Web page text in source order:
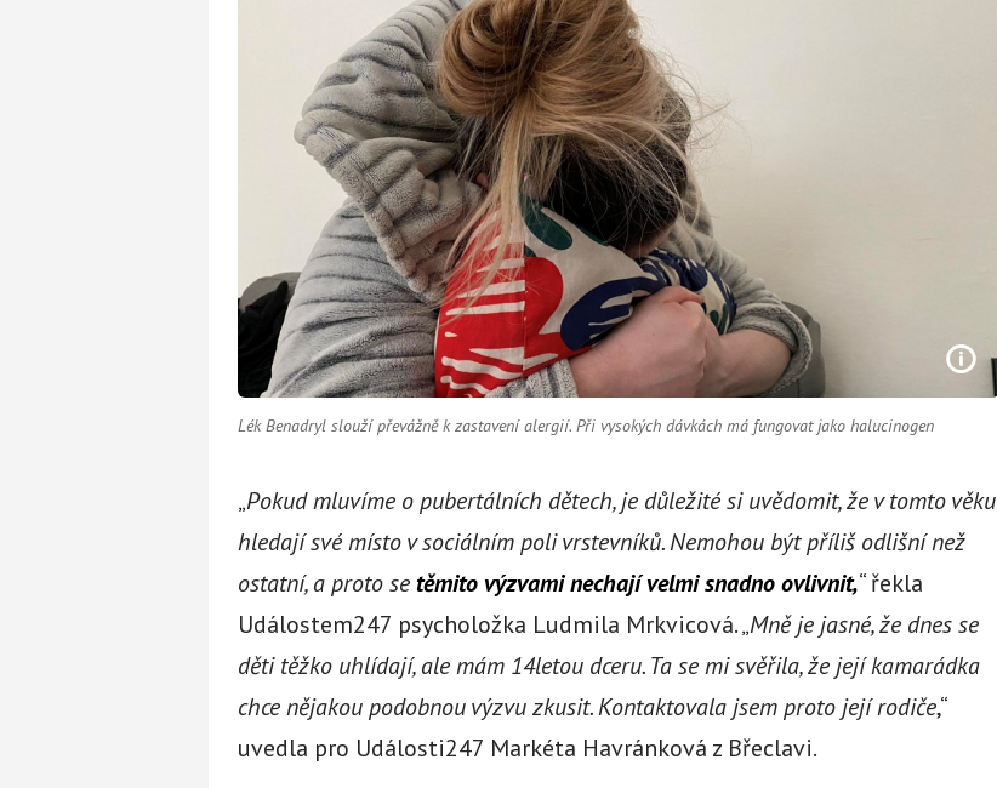
Lék Benadryl slouží převážně k zastavení alergií. Při vysokých dávkách má fungovat jako halucinogen
„Pokud mluvíme o pubertálních dětech, je důležité si uvědomit, že v tomto věku
hledají své místo v sociálním poli vrstevníků. Nemohou být příliš odlišní než
ostatní, a proto se těmito výzvami nechají velmi snadno ovlivnit,“ řekla
Událostem247 psycholožka Ludmila Mrkvicová. „Mně je jasné, že dnes se
děti těžko uhlídají, ale mám 14letou dceru. Ta se mi svěřila, že její kamarádka
chce nějakou podobnou výzvu zkusit. Kontaktovala jsem proto její rodiče,“
uvedla pro Události247 Markéta Havránková z Břeclavi.